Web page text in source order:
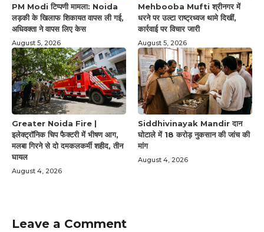
PM Modi टिप्पणी मामला: Noida
लड़की के खिलाफ शिकायत वापस ली गई,
अधिवक्ता ने वापस लिए केस
August 5, 2026
Mehbooba Mufti श्रीनगर में
धरने पर उल्टा राष्ट्रध्वज थामे दिखीं,
कार्रवाई पर विचार जारी
August 5, 2026
Greater Noida Fire |
इलेक्ट्रॉनिक चिप फैक्टरी में भीषण आग,
मलबा गिरने से दो दमकलकर्मी शहीद, तीन
घायल
August 4, 2026
Siddhivinayak Mandir दान
घोटाले में 18 करोड़ नुकसान की जांच की
मांग
August 4, 2026
Leave a Comment